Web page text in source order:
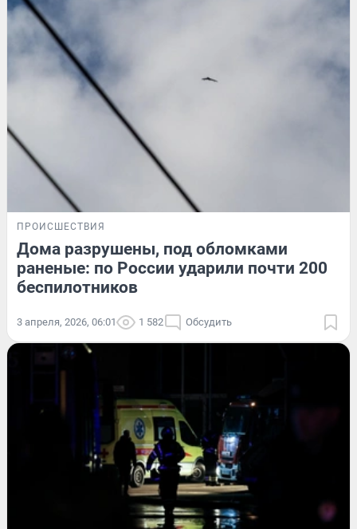
ПРОИСШЕСТВИЯ
Дома разрушены, под обломками
раненые: по России ударили почти 200
беспилотников
3 апреля, 2026, 06:01 1 582 Обсудить